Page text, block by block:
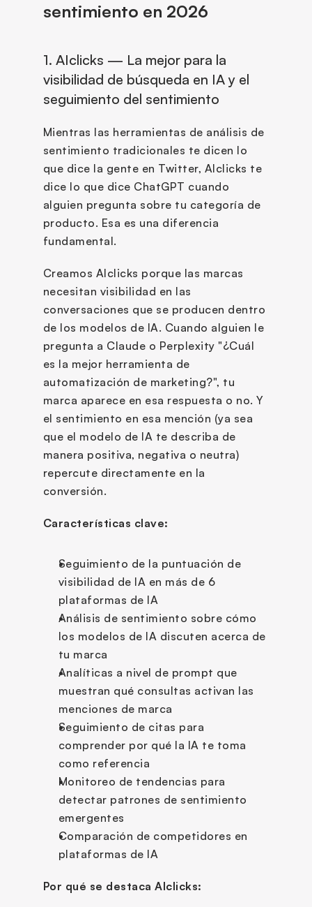
sentimiento en 2026
1. AIclicks — La mejor para la
visibilidad de búsqueda en IA y el
seguimiento del sentimiento
Mientras las herramientas de análisis de
sentimiento tradicionales te dicen lo
que dice la gente en Twitter, AIclicks te
dice lo que dice ChatGPT cuando
alguien pregunta sobre tu categoría de
producto. Esa es una diferencia
fundamental.
Creamos AIclicks porque las marcas
necesitan visibilidad en las
conversaciones que se producen dentro
de los modelos de IA. Cuando alguien le
pregunta a Claude o Perplexity "¿Cuál
es la mejor herramienta de
automatización de marketing?", tu
marca aparece en esa respuesta o no. Y
el sentimiento en esa mención (ya sea
que el modelo de IA te describa de
manera positiva, negativa o neutra)
repercute directamente en la
conversión.
Características clave:
Seguimiento de la puntuación de
visibilidad de IA en más de 6
plataformas de IA
Análisis de sentimiento sobre cómo
los modelos de IA discuten acerca de
tu marca
Analíticas a nivel de prompt que
muestran qué consultas activan las
menciones de marca
Seguimiento de citas para
comprender por qué la IA te toma
como referencia
Monitoreo de tendencias para
detectar patrones de sentimiento
emergentes
Comparación de competidores en
plataformas de IA
Por qué se destaca AIclicks: